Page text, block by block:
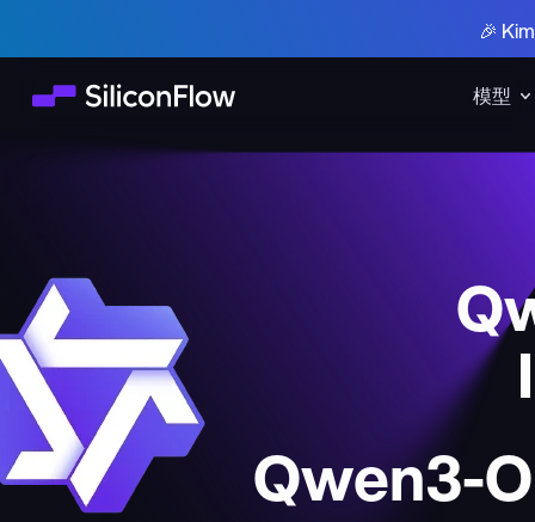
模型
🎉
Qwen3-